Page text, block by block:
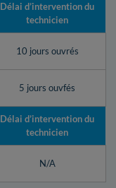
Délai d’intervention du
technicien
10 jours ouvrés
5 jours ouvfés
Délai d’intervention du
technicien
N/A